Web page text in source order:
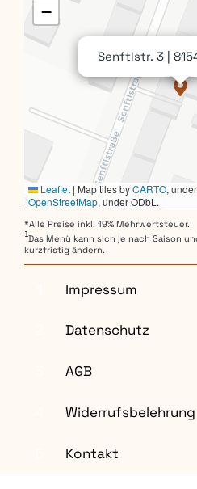
Senftlstr. 3 |
−
Leaflet | Map tiles byCARTO, under
OpenStreetMap, under ODbL.
*Alle Preise inkl. 19% Mehrwertsteuer.
1Das Menü kann sich je nach Saison
kurzfristig ändern.
Impressum
Datenschutz
AGB
Widerrufsbelehrung
Kontakt